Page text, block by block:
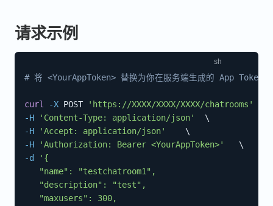
请求示例
# 将 <YourAppToken> 替换为你在服务端生成的 App Token
curl -X POST 'https://XXXX/XXXX/XXXX/chatrooms'
-H
'Content-Type: application/json'
\
-H
'Accept: application/json'
\
-H
'Authorization: Bearer <YourAppToken>'
\
-d
'{
   "name": "testchatroom1",
   "description": "test",
   "maxusers": 300,